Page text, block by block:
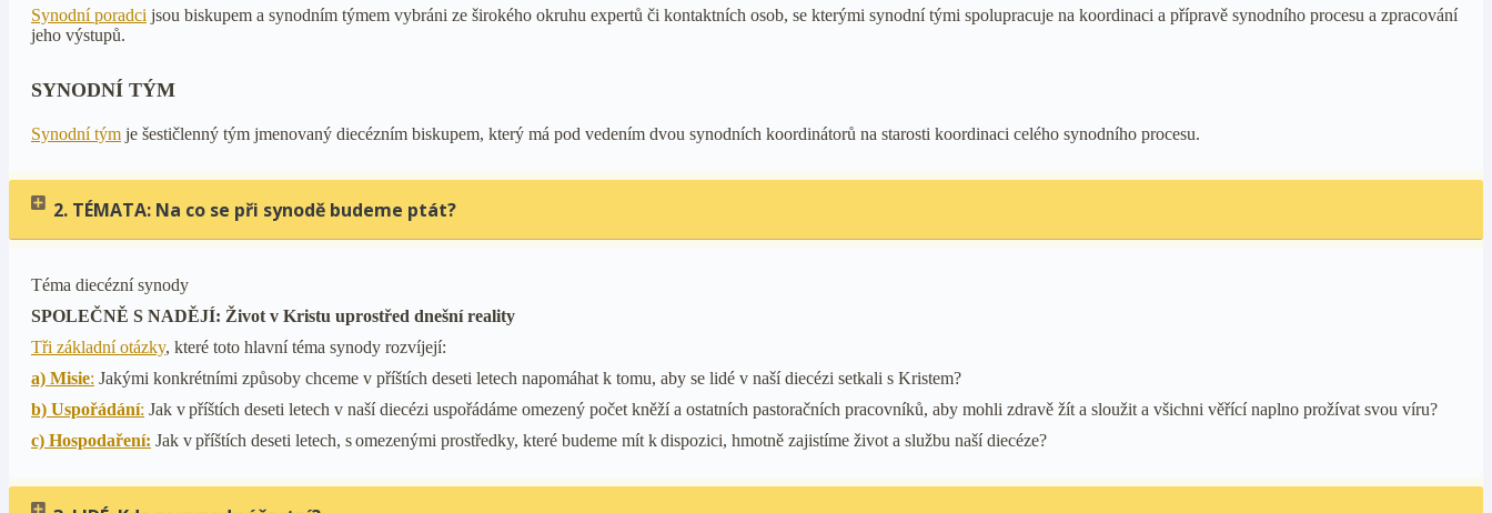
Synodní poradci jsou biskupem a synodním týmem vybráni ze širokého okruhu expertů či kontaktních osob, se kterými synodní tými spolupracuje na koordinaci a přípravě synodního procesu a zpracování
jeho výstupů.
SYNODNÍ TÝM
Synodní tým je šestičlenný tým jmenovaný diecézním biskupem, který má pod vedením dvou synodních koordinátorů na starosti koordinaci celého synodního procesu.
2. TÉMATA: Na co se při synodě budeme ptát?
Téma diecézní synody
SPOLEČNĚ S NADĚJÍ: Život v Kristu uprostřed dnešní reality
Tři základní otázky, které toto hlavní téma synody rozvíjejí:
a) Misie: Jakými konkrétními způsoby chceme v příštích deseti letech napomáhat k tomu, aby se lidé v naší diecézi setkali s Kristem?
b) Uspořádání: Jak v příštích deseti letech v naší diecézi uspořádáme omezený počet kněží a ostatních pastoračních pracovníků, aby mohli zdravě žít a sloužit a všichni věřící naplno prožívat svou víru?
c) Hospodaření: Jak v příštích deseti letech, s omezenými prostředky, které budeme mít k dispozici, hmotně zajistíme život a službu naší diecéze?